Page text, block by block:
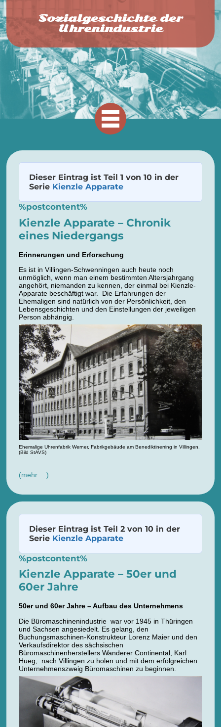
Sozialgeschichte der
Uhrenindustrie
Dieser Eintrag ist Teil 1 von 10 in der
Serie Kienzle Apparate
%postcontent%
Kienzle Apparate – Chronik
eines Niedergangs
Erinnerungen und Erforschung
Es ist in Villingen-Schwenningen auch heute noch
unmöglich, wenn man einem bestimmten Altersjahrgang
angehört, niemanden zu kennen, der einmal bei Kienzle-
Apparate beschäftigt war. Die Erfahrungen der
Ehemaligen sind natürlich von der Persönlichkeit, den
Lebensgeschichten und den Einstellungen der jeweiligen
Person abhängig.
Ehemalige Uhrenfabrik Werner, Fabrikgebäude am Benediktinerring in Villingen.
(Bild StAVS)
(mehr …)
Dieser Eintrag ist Teil 2 von 10 in der
Serie Kienzle Apparate
%postcontent%
Kienzle Apparate – 50er und
60er Jahre
50er und 60er Jahre – Aufbau des Unternehmens
Die Büromaschinenindustrie war vor 1945 in Thüringen
und Sachsen angesiedelt. Es gelang, den
Buchungsmaschinen-Konstrukteur Lorenz Maier und den
Verkaufsdirektor des sächsischen
Büromaschinenherstellers Wanderer Continental, Karl
Hueg, nach Villingen zu holen und mit dem erfolgreichen
Unternehmenszweig Büromaschinen zu beginnen.